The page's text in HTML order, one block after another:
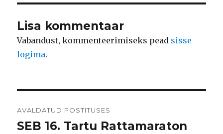
Lisa kommentaar
Vabandust, kommenteerimiseks pead sisse
logima.
AVALDATUD POSTITUSES
SEB 16. Tartu Rattamaraton